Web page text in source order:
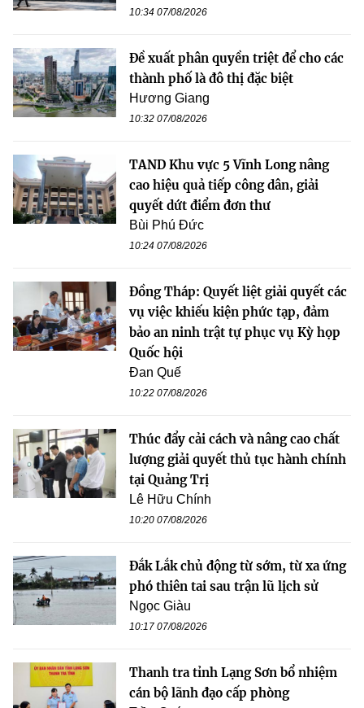
10:34 07/08/2026
Đề xuất phân quyền triệt để cho các
thành phố là đô thị đặc biệt
Hương Giang
10:32 07/08/2026
TAND Khu vực 5 Vĩnh Long nâng
cao hiệu quả tiếp công dân, giải
quyết dứt điểm đơn thư
Bùi Phú Đức
10:24 07/08/2026
Đồng Tháp: Quyết liệt giải quyết các
vụ việc khiếu kiện phức tạp, đảm
bảo an ninh trật tự phục vụ Kỳ họp
Quốc hội
Đan Quế
10:22 07/08/2026
Thúc đẩy cải cách và nâng cao chất
lượng giải quyết thủ tục hành chính
tại Quảng Trị
Lê Hữu Chính
10:20 07/08/2026
Đắk Lắk chủ động từ sớm, từ xa ứng
phó thiên tai sau trận lũ lịch sử
Ngọc Giàu
10:17 07/08/2026
Thanh tra tỉnh Lạng Sơn bổ nhiệm
cán bộ lãnh đạo cấp phòng